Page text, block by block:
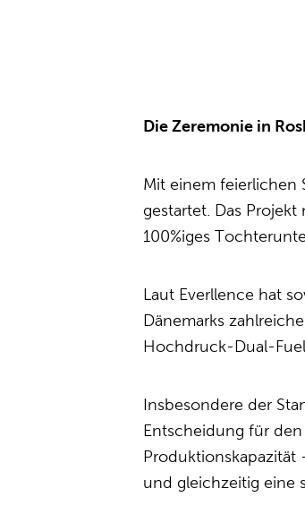
Die Zeremonie in
Mit einem feierlichen
gestartet. Das
100%iges
Laut Everllence hat
Dänemarks
Hochdruck-Dual-
Insbesondere der
Entscheidung für
und gleichzeitig eine